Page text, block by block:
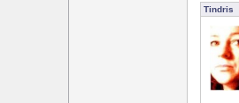
Tindris